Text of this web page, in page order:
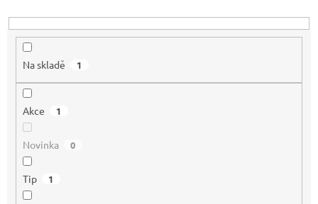
k
t
Na skladě 1
Akce 1
Novinka 0
Tip 1